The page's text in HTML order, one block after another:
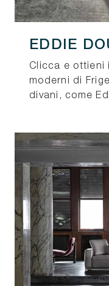
EDDIE
Clicca e ottieni
moderni di
divani, come